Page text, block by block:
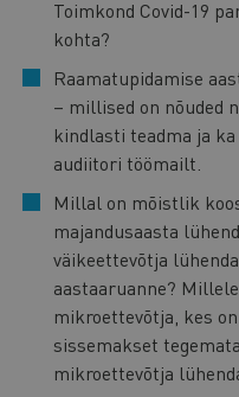
Toimkond Covid-19
kohta?
Raamatupidamise
– millised on nõuded
kindlasti teadma ja
audiitori töömailt.
Millal on mõistlik
majandusaasta
väikeettevõtja
aastaaruanne?
mikroettevõtja, kes
sissemakset
mikroettevõtja